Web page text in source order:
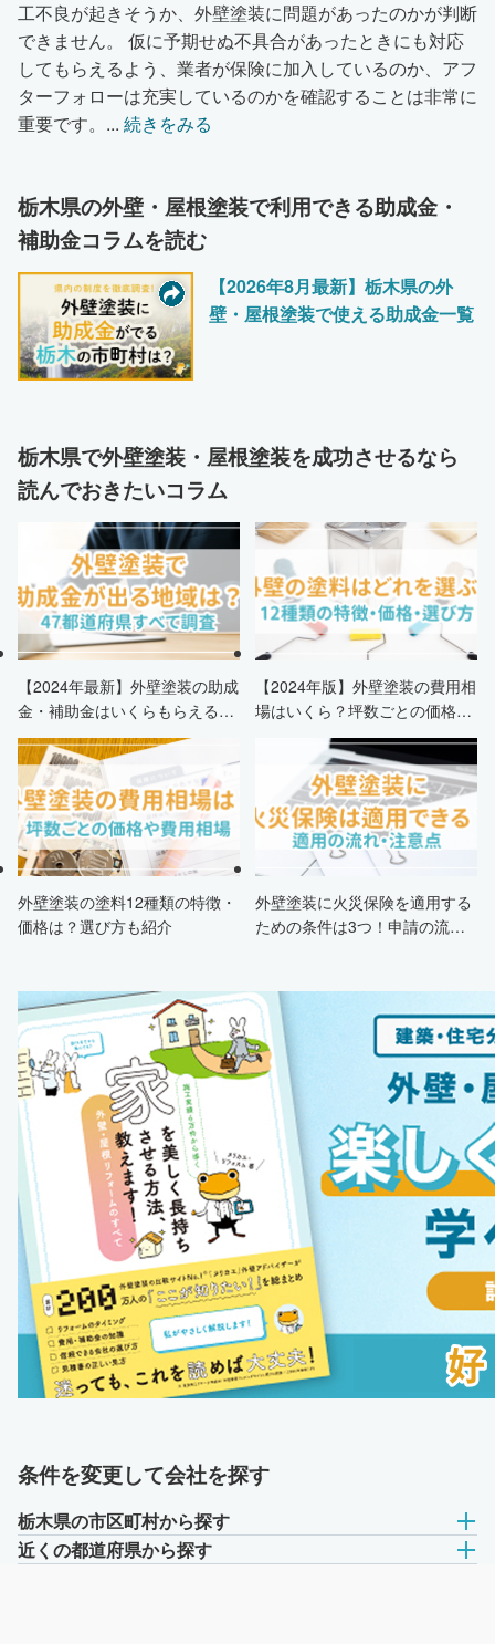
工不良が起きそうか、外壁塗装に問題があったのかが判断
できません。 仮に予期せぬ不具合があったときにも対応
してもらえるよう、業者が保険に加入しているのか、アフ
ターフォローは充実しているのかを確認することは非常に
重要です。 ... 続きをみる
栃木県の外壁・屋根塗装で利用できる助成金・
補助金コラムを読む
【2026年8月最新】栃木県の外
壁・屋根塗装で使える助成金一覧
栃木県で外壁塗装・屋根塗装を成功させるなら
読んでおきたいコラム
【2024年最新】外壁塗装の助成
金・補助金はいくらもらえる？
申請条件・市区町村情報・安く
する方法も紹介！
【2024年版】外壁塗装の費用相
場はいくら？坪数ごとの価格も
外壁塗装の塗料12種類の特徴・
価格は？選び方も紹介
外壁塗装に火災保険を適用する
ための条件は3つ！申請の流
条件を変更して会社を探す
栃木県の市区町村から探す
近くの都道府県から探す